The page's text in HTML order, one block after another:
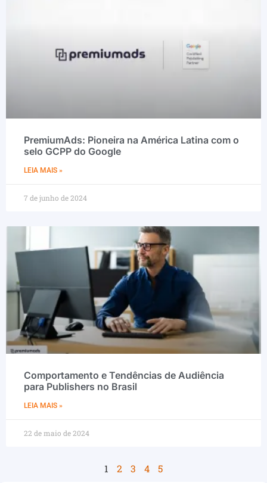
PremiumAds: Pioneira na América Latina com o
selo GCPP do Google
LEIA MAIS »
7 de junho de 2024
Comportamento e Tendências de Audiência
para Publishers no Brasil
LEIA MAIS »
22 de maio de 2024
1 2 3 4 5